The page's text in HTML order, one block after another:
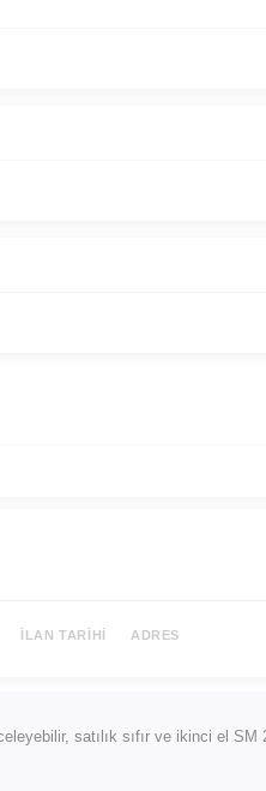
İLAN TARIHI ADRES
satılık sıfır ve ikinci el